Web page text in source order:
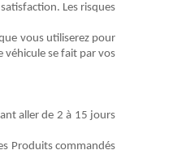
Les risques
vous utiliserez pour
véhicule se fait par vos
aller de 2 à 15 jours
Produitscommandés